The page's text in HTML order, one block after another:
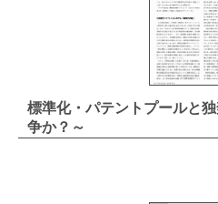
標準化・パテントプールと
争か？～